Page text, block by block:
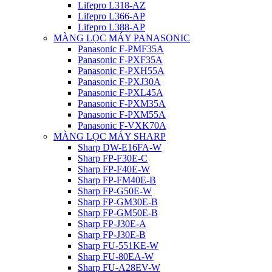
Lifepro L318-AZ
Lifepro L366-AP
Lifepro L388-AP
MÀNG LỌC MÁY PANASONIC
Panasonic F-PMF35A
Panasonic F-PXF35A
Panasonic F-PXH55A
Panasonic F-PXJ30A
Panasonic F-PXL45A
Panasonic F-PXM35A
Panasonic F-PXM55A
Panasonic F-VXK70A
MÀNG LỌC MÁY SHARP
Sharp DW-E16FA-W
Sharp FP-F30E-C
Sharp FP-F40E-W
Sharp FP-FM40E-B
Sharp FP-G50E-W
Sharp FP-GM30E-B
Sharp FP-GM50E-B
Sharp FP-J30E-A
Sharp FP-J30E-B
Sharp FU-551KE-W
Sharp FU-80EA-W
Sharp FU-A28EV-W